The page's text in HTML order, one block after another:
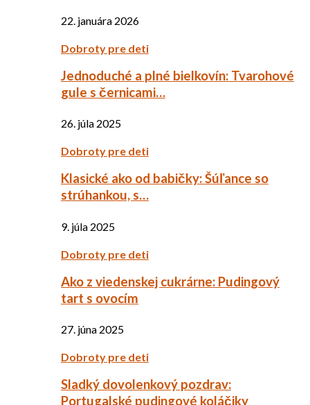
22. januára 2026
Dobroty pre deti
Jednoduché a plné bielkovín: Tvarohové
gule s černicami…
26. júla 2025
Dobroty pre deti
Klasické ako od babičky: Šúľance so
strúhankou, s…
9. júla 2025
Dobroty pre deti
Ako z viedenskej cukrárne: Pudingový
tart s ovocím
27. júna 2025
Dobroty pre deti
Sladký dovolenkový pozdrav:
Portugalské pudingové koláčiky